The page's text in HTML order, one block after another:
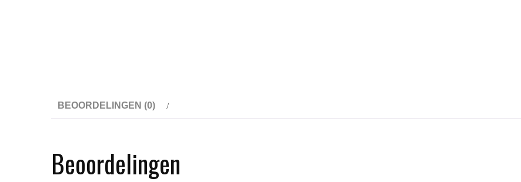
BEOORDELINGEN (0)
Beoordelingen